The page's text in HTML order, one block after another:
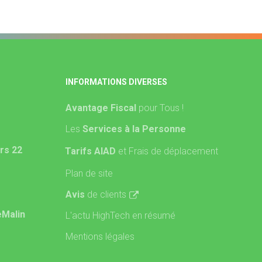
22
INFORMATIONS DIVERSES
Avantage Fiscal pour Tous !
LesServices à la Personne
Tarifs AIAD et Frais de déplacement
Plan de site
Avis de clients
L'actu HighTech en résumé
Mentions légales